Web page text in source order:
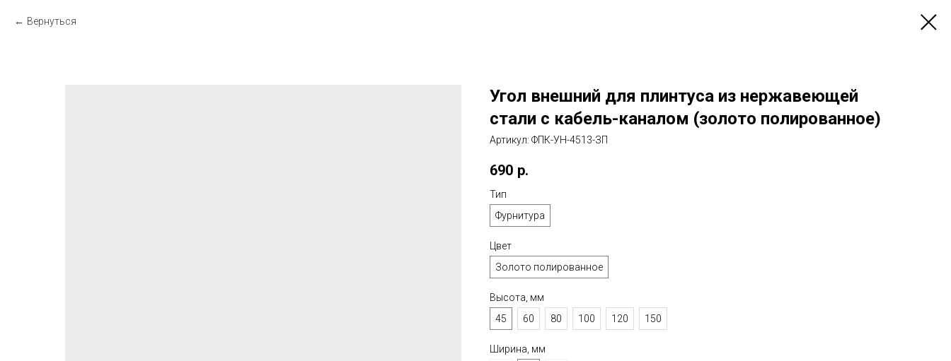
Вернуться
Угол внешний для плинтуса из нержавеющей
стали с кабель-каналом (золото полированное)
Артикул: ФПК-УН-4513-ЗП
690 р.
Тип
Фурнитура
Цвет
Золото полированное
Высота, мм
45
60 80 100 120 150
Ширина, мм